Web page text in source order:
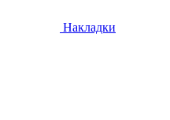
Накладки